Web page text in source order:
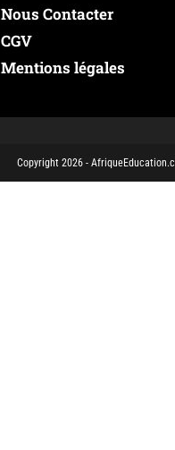
Nous Contacter
CGV
Mentions légales
Copyright 2026 -